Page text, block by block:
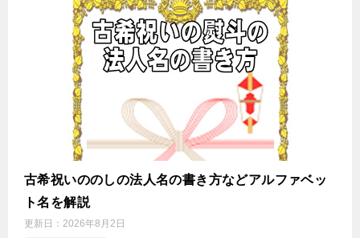
古希祝いののしの法人名の書き方などアルファベッ
ト名を解説
更新日： 2026年8月2日